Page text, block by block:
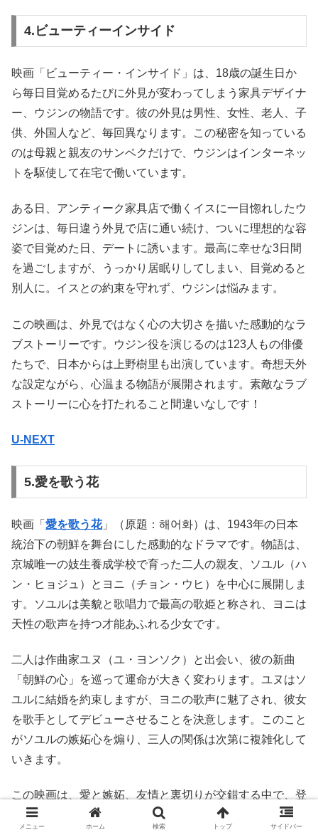
4.ビューティーインサイド
映画「ビューティー・インサイド」は、18歳の誕生日か
ら毎日目覚めるたびに外見が変わってしまう家具デザイナ
ー、ウジンの物語です。彼の外見は男性、女性、老人、子
供、外国人など、毎回異なります。この秘密を知っている
のは母親と親友のサンベクだけで、ウジンはインターネッ
トを駆使して在宅で働いています。
ある日、アンティーク家具店で働くイスに一目惚れしたウ
ジンは、毎日違う外見で店に通い続け、ついに理想的な容
姿で目覚めた日、デートに誘います。最高に幸せな3日間
を過ごしますが、うっかり居眠りしてしまい、目覚めると
別人に。イスとの約束を守れず、ウジンは悩みます。
この映画は、外見ではなく心の大切さを描いた感動的なラ
ブストーリーです。ウジン役を演じるのは123人もの俳優
たちで、日本からは上野樹里も出演しています。奇想天外
な設定ながら、心温まる物語が展開されます。素敵なラブ
ストーリーに心を打たれること間違いなしです！
U-NEXT
5.愛を歌う花
映画「 愛を歌う花」（原題：해어화）は、1943年の日本
統治下の朝鮮を舞台にした感動的なドラマです。物語は、
京城唯一の妓生養成学校で育った二人の親友、ソユル（ハ
ン・ヒョジュ）とヨニ（チョン・ウヒ）を中心に展開しま
す。ソユルは美貌と歌唱力で最高の歌姫と称され、ヨニは
天性の歌声を持つ才能あふれる少女です。
二人は作曲家ユヌ（ユ・ヨンソク）と出会い、彼の新曲
「朝鮮の心」を巡って運命が大きく変わります。ユヌはソ
ユルに結婚を約束しますが、ヨニの歌声に魅了され、彼女
を歌手としてデビューさせることを決意します。このこと
がソユルの嫉妬心を煽り、三人の関係は次第に複雑化して
いきます。
この映画は、愛と嫉妬、友情と裏切りが交錯する中で、登
場人物たちの心の葛藤を描いています。美しい映像と感動
メニュー ホーム 検索 トップ サイドバー